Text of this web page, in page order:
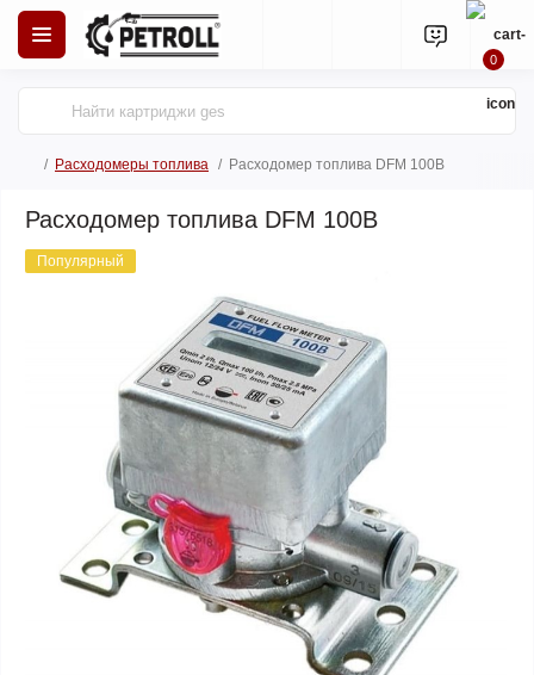
0
Расходомеры топлива Расходомер топлива DFM 100B
Расходомер топлива DFM 100B
Популярный